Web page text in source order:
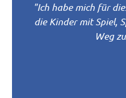
"Ich habe mich für
die Kinder mit Spiel,
Weg